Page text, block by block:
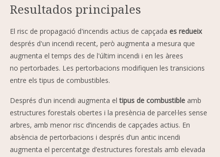
Resultados principales
El risc de propagació d'incendis actius de capçada es redueix
després d'un incendi recent, però augmenta a mesura que
augmenta el temps des de l'últim incendi i en les àrees
no pertorbades. Les pertorbacions modifiquen les transicions
entre els tipus de combustibles.
Després d'un incendi augmenta eltipus de combustible amb
estructures forestals obertes i la presència de parcel·les sense
arbres, amb menor risc d’incendis de capçades actius. En
absència de pertorbacions i després d’un antic incendi
augmenta el percentatge d’estructures forestals amb elevada